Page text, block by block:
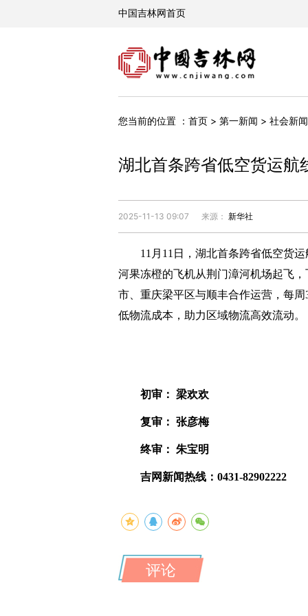
您当前的位置 ： 首页 > 第一新闻 > 社会新闻
湖北首条跨省低空货运航
2025-11-13 09:07 来源： 新华社
11月11日，湖北首条跨省低空货
河果冻橙的飞机从荆门漳河机场起飞
市、重庆梁平区与顺丰合作运营，每
低物流成本，助力区域物流高效流动。
初审： 梁欢欢
复审： 张彦梅
终审： 朱宝明
吉网新闻热线：0431-82902222
评论